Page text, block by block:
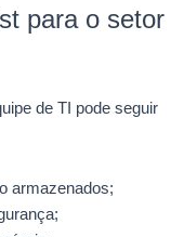
para o setor
de TI pode seguir
armazenados;